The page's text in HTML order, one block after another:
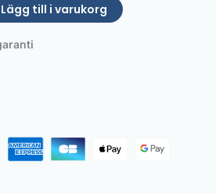
Lägg till i varukorg